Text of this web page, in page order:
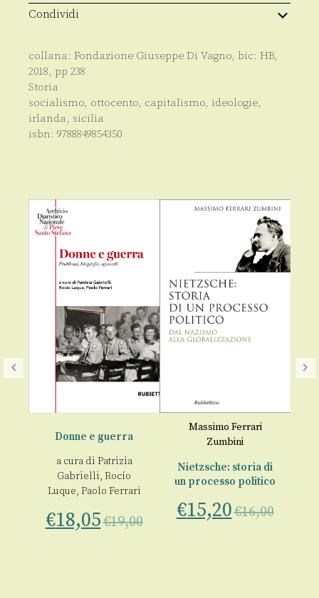
Condividi
collana: Fondazione Giuseppe Di Vagno, bic: HB,
2018, pp 238
Storia
socialismo, ottocento, capitalismo, ideologie,
irlanda, sicilia
isbn: 9788849854350
Donne e guerra
a cura di Patrizia
Gabrielli, Rocío
Luque, Paolo Ferrari
€18,05€19,00
Massimo Ferrari
Zumbini
Nietzsche: storia di
un processo politico
€15,20€16,00